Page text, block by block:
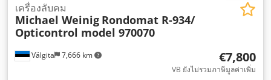
Välgita 7,666 km
เครื่องลับคม
Michael Weinig Rondomat R-934/
Opticontrol model 970070
€7,800
VB ยังไม่รวมภาษีมูลค่าเพิ่ม